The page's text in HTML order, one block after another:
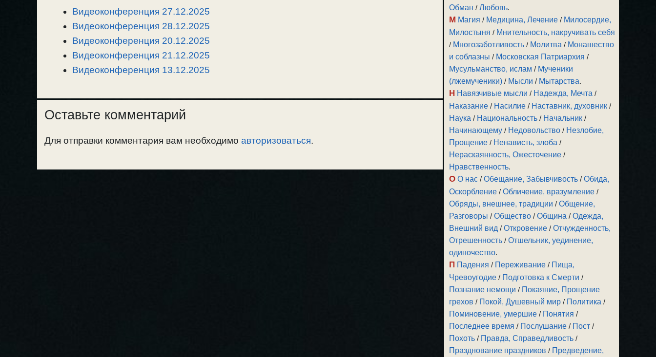
r
a
m
o
o
k
в
и
т
Видеоконференция 27.12.2025
Видеоконференция 28.12.2025
Видеоконференция 20.12.2025
Видеоконференция 21.12.2025
Видеоконференция 13.12.2025
Оставьте комментарий
Для отправки комментария вам необходимо авторизоваться.
Обман /Любовь.
М Магия / Медицина, Лечение / Милосердие,
Милостыня / Мнительность, накручивать себя
/ Многозаботливость / Молитва / Монашество
и соблазны / Московская Патриархия /
Мусульманство, ислам / Мученики
(лжемученики) / Мысли / Мытарства.
Н Навязчивые мысли / Надежда, Мечта /
Наказание / Насилие / Наставник, духовник /
Наука / Национальность / Начальник /
Начинающему / Недовольство / Незлобие,
Прощение / Ненависть, злоба /
Нераскаянность, Ожесточение /
Нравственность.
О О нас /Обещание, Забывчивость /Обида,
Оскорбление /Обличение, вразумление /
Обряды, внешнее, традиции /Общение,
Разговоры /Общество /Община /Одежда,
Внешний вид /Откровение /Отчужденность,
Отрешенность /Отшельник, уединение,
одиночество.
П Падения / Переживание / Пища,
Чревоугодие / Подготовка к Смерти /
Познание немощи / Покаяние, Прощение
грехов / Покой, Душевный мир / Политика /
Поминовение, умершие / Понятия /
Последнее время / Послушание / Пост /
Похоть / Правда, Справедливость /
Празднование праздников / Предведение,